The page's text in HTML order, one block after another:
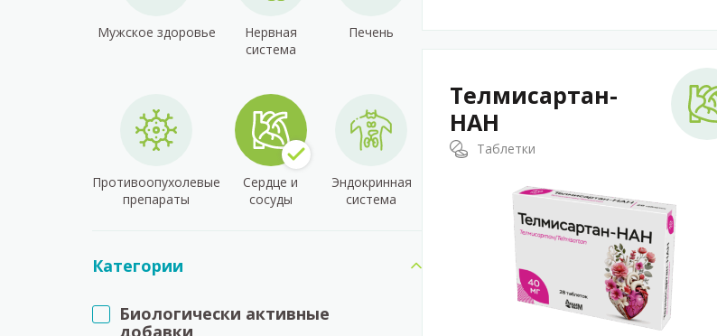
Мужское здоровье
Нервная
система
Печень
Противоопухолевые
препараты
Сердце и
сосуды
Эндокринная
система
Категории
Биологически активные
добавки
Телмисартан-
НАН
Таблетки